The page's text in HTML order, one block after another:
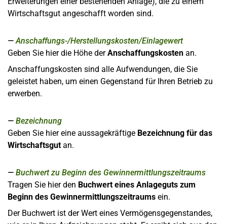
Wirtschaftsgut angeschafft worden sind.
Anschaffungs-/Herstellungskosten/Einlagewert
Geben Sie hier die Höhe derAnschaffungskosten an.
Anschaffungskosten sind alle Aufwendungen, die Sie
geleistet haben, um einen Gegenstand für Ihren Betrieb zu
erwerben.
Bezeichnung
Geben Sie hier eine aussagekräftige Bezeichnung für das
Wirtschaftsgutan.
Buchwert zu Beginn des Gewinnermittlungszeitraums
Tragen Sie hier den Buchwert eines Anlageguts zum
Beginn des Gewinnermittlungszeitraums ein.
Der Buchwert ist der Wert eines Vermögensgegenstandes,